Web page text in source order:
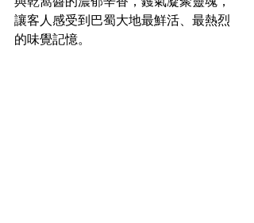
讓客人感受到巴蜀大地最鮮活、最熱烈
的味覺記憶。